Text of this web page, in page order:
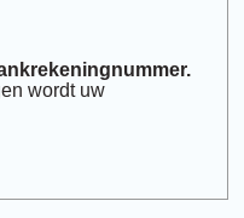
wordt uw